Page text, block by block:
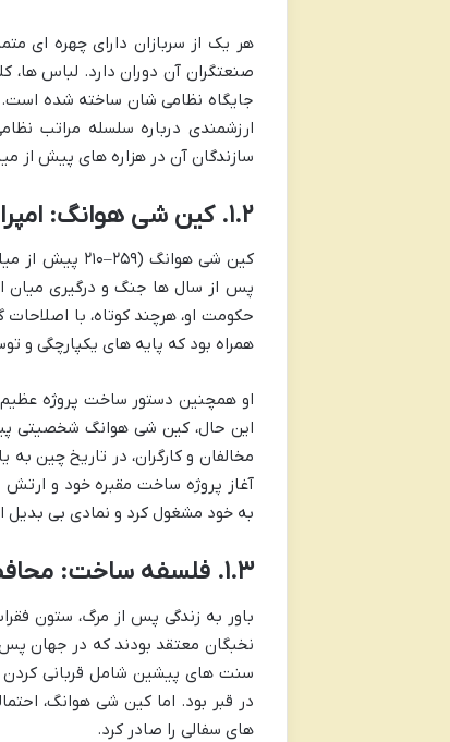
هر یک از سربازان دارای چهره ای
صنعتگران آن دوران دارد. لباس ها،
جایگاه نظامی شان ساخته شده است.
ارزشمندی درباره سلسله مراتب
سازندگان آن در هزاره های پیش از
۱.۲. کین شی هوانگ: امپراتور، بنیانگذار و خالق
کین شی
پس از سال ها جنگ و درگیری میان
حکومت او، هرچند کوتاه، با اصلاحات
همراه بود که پایه های یکپارچگی و
او همچنین دستور ساخت پروژه عظیم
این حال، کین شی هوانگ شخصیتی
مخالفان و کارگران، در تاریخ چین
به خود مشغول کرد و نمادی بی بدیل
۱.۳. فلسفه ساخت: محافظت در زندگی پس از مرگ
باور به زندگی پس از مرگ، ستون
نخبگان معتقد بودند که در جهان
سنت های پیشین شامل قربانی کردن
در قبر بود. اما کین شی هوانگ،
های سفالی را صادر کرد.